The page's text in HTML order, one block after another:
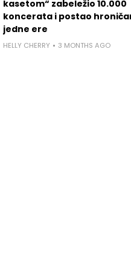
kasetom“ zabeležio 10.000
koncerata i postao
jedne ere
HELLY CHERRY 3 MONTHS AGO